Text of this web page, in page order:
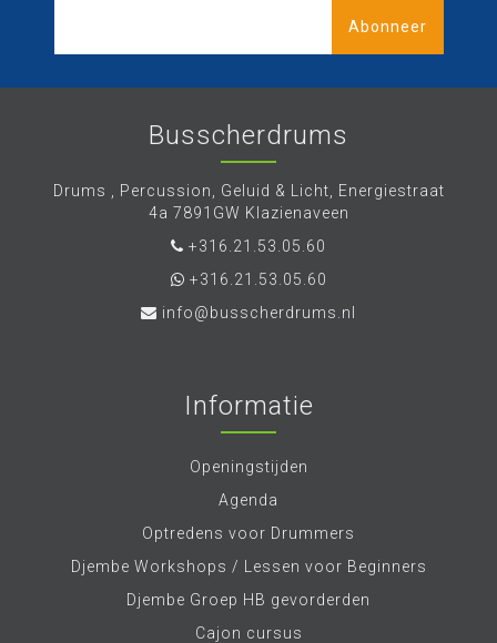
Abonneer
Busscherdrums
Drums , Percussion, Geluid & Licht, Energiestraat
4a 7891GW Klazienaveen
+316.21.53.05.60
+316.21.53.05.60
info@busscherdrums.nl
Informatie
Openingstijden
Agenda
Optredens voor Drummers
Djembe Workshops / Lessen voor Beginners
Djembe Groep HB gevorderden
Cajon cursus